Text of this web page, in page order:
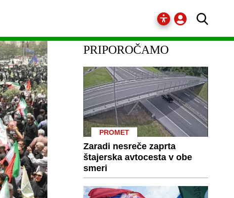
PRIPOROČAMO
PROMET
Zaradi nesreče zaprta
štajerska avtocesta v obe
smeri